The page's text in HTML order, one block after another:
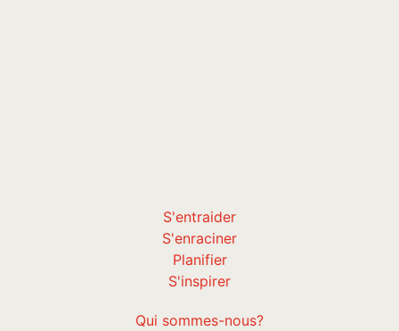
S'entraider
S'enraciner
Planifier
S'inspirer
Qui sommes-nous?